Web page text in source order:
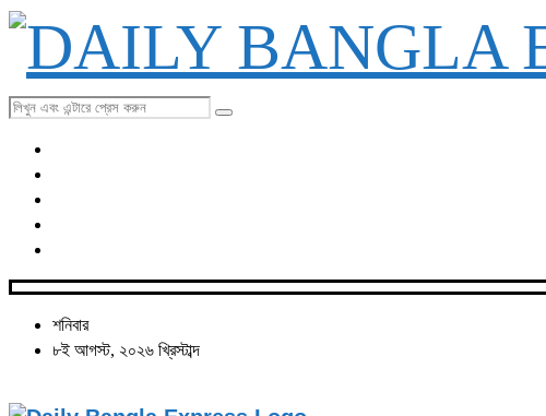
শনিবার
৮ই আগস্ট, ২০২৬ খ্রিস্টাব্দ